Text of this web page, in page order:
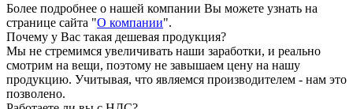
Более подробнее о нашей компании Вы можете узнать на
странице сайта "О компании".
Почему у Вас такая дешевая продукция?
Мы не стремимся увеличивать наши заработки, и реально
смотрим на вещи, поэтому не завышаем цену на нашу
продукцию. Учитывая, что являемся производителем - нам это
позволено.